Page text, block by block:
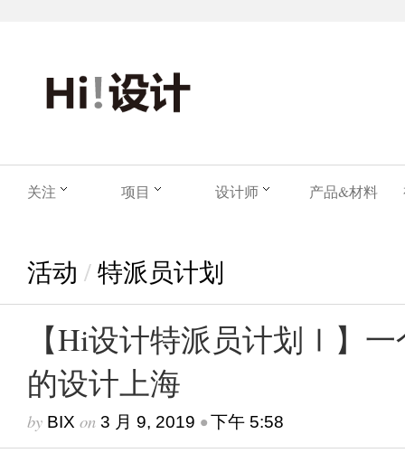
关注 项目 设计师 产品&材料
活动 /特派员计划
【Hi设计特派员计划Ⅰ】
的设计上海
by BIX on 3 月 9, 2019 •下午 5:58